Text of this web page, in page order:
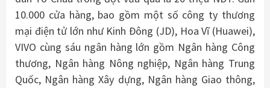
10.000 cửa hàng, bao gồm một số công ty thương
mại điện tử lớn như Kinh Đông (JD), Hoa Vĩ (Huawei),
VIVO cùng sáu ngân hàng lớn gồm Ngân hàng Công
thương, Ngân hàng Nông nghiệp, Ngân hàng Trung
Quốc, Ngân hàng Xây dựng, Ngân hàng Giao thông,